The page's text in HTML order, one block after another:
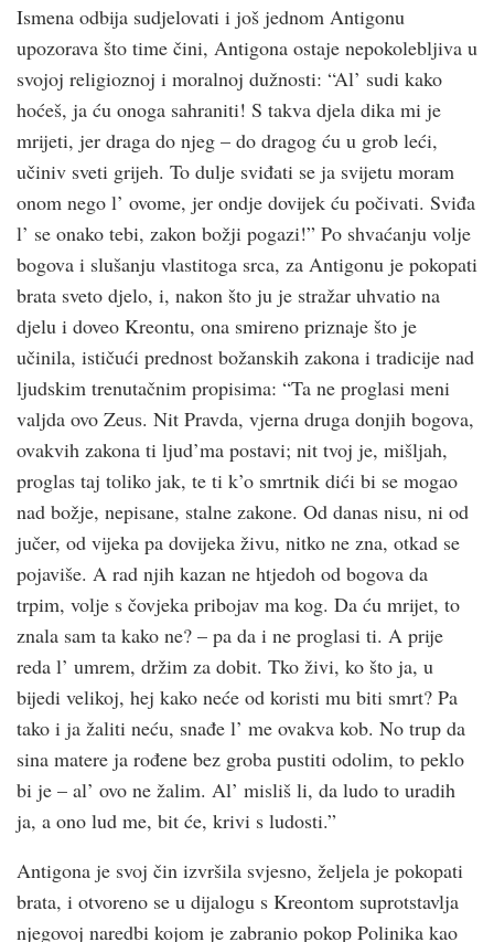
Ismena odbija sudjelovati i još jednom Antigonu
upozorava što time čini, Antigona ostaje nepokolebljiva u
svojoj religioznoj i moralnoj dužnosti: “Al’ sudi kako
hoćeš, ja ću onoga sahraniti! S takva djela dika mi je
mrijeti, jer draga do njeg – do dragog ću u grob leći,
učiniv sveti grijeh. To dulje sviđati se ja svijetu moram
onom nego l’ ovome, jer ondje dovijek ću počivati. Sviđa
l’ se onako tebi, zakon božji pogazi!” Po shvaćanju volje
bogova i slušanju vlastitoga srca, za Antigonu je pokopati
brata sveto djelo, i, nakon što ju je stražar uhvatio na
djelu i doveo Kreontu, ona smireno priznaje što je
učinila, ističući prednost božanskih zakona i tradicije nad
ljudskim trenutačnim propisima: “Ta ne proglasi meni
valjda ovo Zeus. Nit Pravda, vjerna druga donjih bogova,
ovakvih zakona ti ljud’ma postavi; nit tvoj je, mišljah,
proglas taj toliko jak, te ti k’o smrtnik dići bi se mogao
nad božje, nepisane, stalne zakone. Od danas nisu, ni od
jučer, od vijeka pa dovijeka živu, nitko ne zna, otkad se
pojaviše. A rad njih kazan ne htjedoh od bogova da
trpim, volje s čovjeka pribojav ma kog. Da ću mrijet, to
znala sam ta kako ne? – pa da i ne proglasi ti. A prije
reda l’ umrem, držim za dobit. Tko živi, ko što ja, u
bijedi velikoj, hej kako neće od koristi mu biti smrt? Pa
tako i ja žaliti neću, snađe l’ me ovakva kob. No trup da
sina matere ja rođene bez groba pustiti odolim, to peklo
bi je – al’ ovo ne žalim. Al’ misliš li, da ludo to uradih
ja, a ono lud me, bit će, krivi s ludosti.”
Antigona je svoj čin izvršila svjesno, željela je pokopati
brata, i otvoreno se u dijalogu s Kreontom suprotstavlja
njegovoj naredbi kojom je zabranio pokop Polinika kao